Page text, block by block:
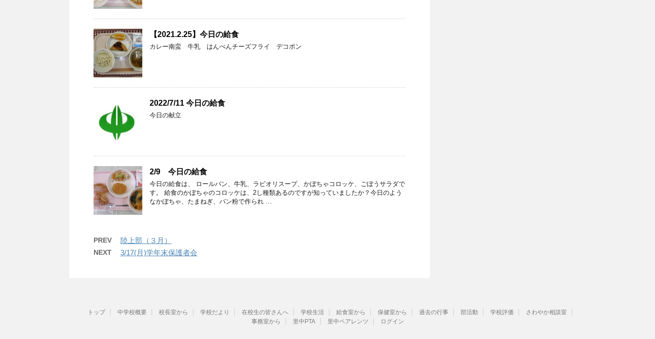
【2021.2.25】今日の給食
カレー南蛮 牛乳 はんぺんチーズフライ デコポン
2022/7/11 今日の給食
今日の献立
2/9 今日の給食
今日の給食は、 ロールパン、牛乳、ラビオリスープ、かぼちゃコロッケ、ごぼうサラダで
す。 給食のかぼちゃのコロッケは、2し種類あるのですが知っていましたか？今日のよう
なかぼちゃ、たまねぎ、パン粉で作られ …
PREV 陸上部（３月）
NEXT 3/17(月)学年末保護者会
トップ 中学校概要 校長室から 学校だより 在校生の皆さんへ 学校生活 給食室から 保健室から 過去の行事 部活動 学校評価
さわやか相談室
事務室から
里中PTA 里中ペアレンツ ログイン